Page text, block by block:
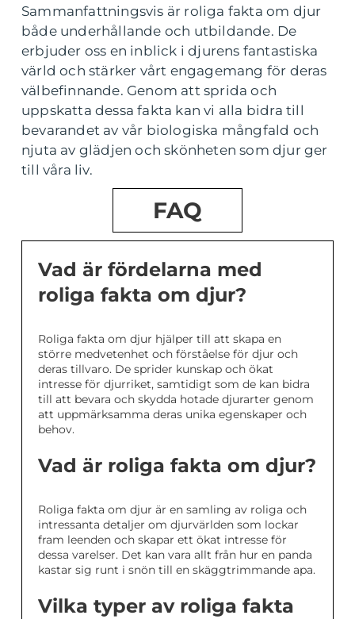
Sammanfattningsvis är roliga fakta om djur
både underhållande och utbildande. De
erbjuder oss en inblick i djurens fantastiska
värld och stärker vårt engagemang för deras
välbefinnande. Genom att sprida och
uppskatta dessa fakta kan vi alla bidra till
bevarandet av vår biologiska mångfald och
njuta av glädjen och skönheten som djur ger
till våra liv.
FAQ
Vad är fördelarna med
roliga fakta om djur?
Roliga fakta om djur hjälper till att skapa en
större medvetenhet och förståelse för djur och
deras tillvaro. De sprider kunskap och ökat
intresse för djurriket, samtidigt som de kan bidra
till att bevara och skydda hotade djurarter genom
att uppmärksamma deras unika egenskaper och
behov.
Vad är roliga fakta om djur?
Roliga fakta om djur är en samling av roliga och
intressanta detaljer om djurvärlden som lockar
fram leenden och skapar ett ökat intresse för
dessa varelser. Det kan vara allt från hur en panda
kastar sig runt i snön till en skäggtrimmande apa.
Vilka typer av roliga fakta